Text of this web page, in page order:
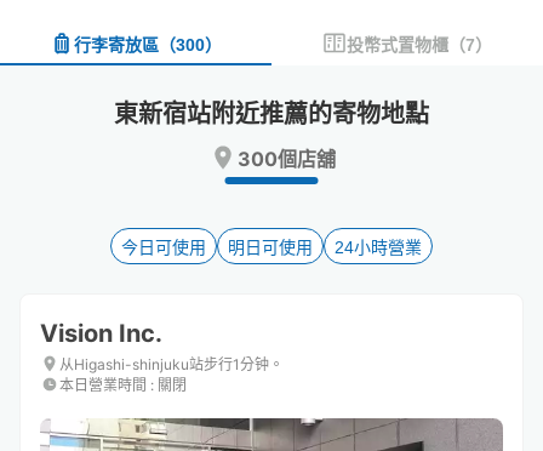
and
the
keyboard
shortcuts
for
changing
dates.
and
a
date.
Press
key
to
shortcuts
for
changing
dates.
行李寄放區 （300） 投幣式置物櫃 （7）
東新宿站附近推薦的寄物地點
300個店舖
今日可使用 明日可使用 24小時營業
Vision Inc.
从Higashi-shinjuku站步行1分钟。
本日營業時間 : 關閉